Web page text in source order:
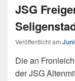
JSG
Veröffentlicht am
Die an
der JSG